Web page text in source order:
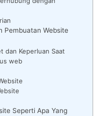
Pembuatan Website
dan Keperluan Saat
web
Seperti Apa Yang